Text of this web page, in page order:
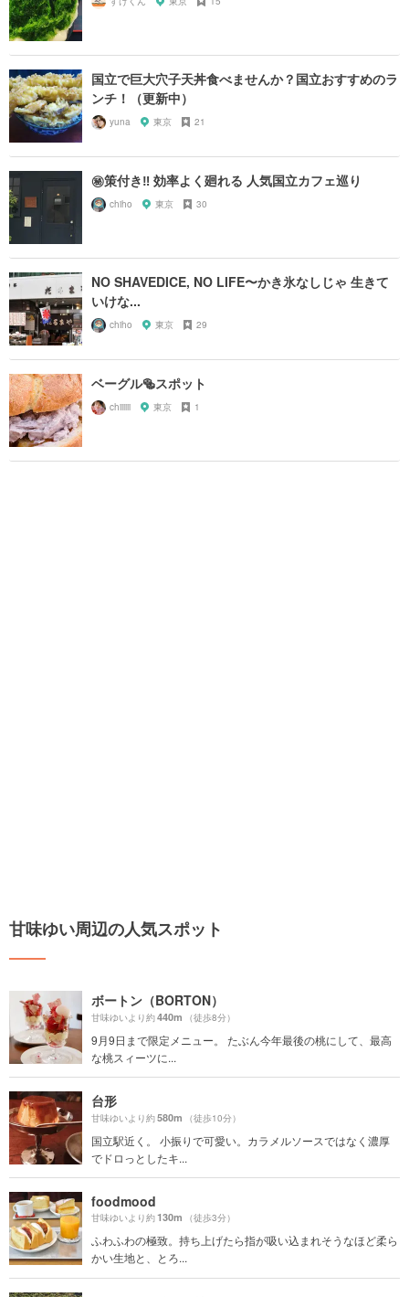
国立で巨大穴子天丼食べませんか？国立おすすめのラ
ンチ！（更新中）
yuna 東京 21
㊙️策付き‼︎ 効率よく廻れる 人気国立カフェ巡り
chiho 東京 30
NO SHAVEDICE, NO LIFE〜かき氷なしじゃ 生きて
いけな...
chiho 東京 29
ベーグル🥯スポット
chiiiiii 東京 1
甘味ゆい周辺の人気スポット
ボートン（BORTON）
甘味ゆいより約440m （徒歩8分）
9月9日まで限定メニュー。 たぶん今年最後の桃にして、最高
な桃スィーツに...
台形
甘味ゆいより約580m （徒歩10分）
国立駅近く。 小振りで可愛い。カラメルソースではなく濃厚
でドロっとしたキ...
foodmood
甘味ゆいより約130m （徒歩3分）
ふわふわの極致。持ち上げたら指が吸い込まれそうなほど柔ら
かい生地と、とろ...